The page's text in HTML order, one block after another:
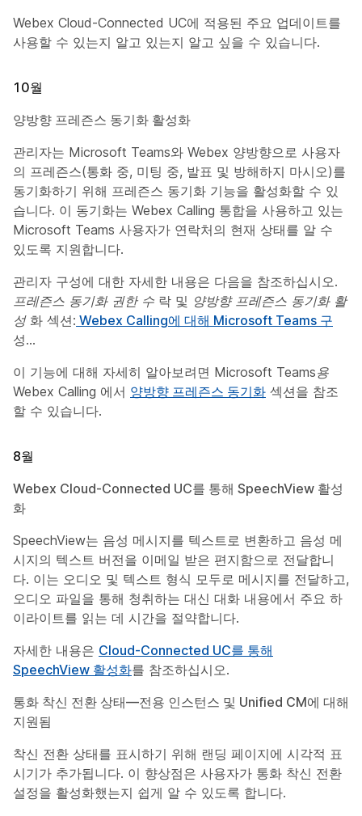
Webex Cloud-Connected UC에 적용된 주요 업데이트를
사용할 수 있는지 알고 있는지 알고 싶을 수 있습니다.
10월
양방향 프레즌스 동기화 활성화
관리자는 Microsoft Teams와 Webex 양방향으로 사용자
의 프레즌스(통화 중, 미팅 중, 발표 및 방해하지 마시오)를
동기화하기 위해 프레즌스 동기화 기능을 활성화할 수 있
습니다. 이 동기화는 Webex Calling 통합을 사용하고 있는
Microsoft Teams 사용자가 연락처의 현재 상태를 알 수
있도록 지원합니다.
관리자 구성에 대한 자세한 내용은 다음을 참조하십시오.
프레즌스 동기화 권한 수 락 및 양방향 프레즌스 동기화 활
성화 섹션: Webex Calling에 대해 Microsoft Teams 구
성...
이 기능에 대해 자세히 알아보려면 Microsoft Teams용
Webex Calling 에서 양방향 프레즌스 동기화 섹션을 참조
할 수 있습니다.
8월
Webex Cloud-Connected UC를 통해 SpeechView 활성
화
SpeechView는 음성 메시지를 텍스트로 변환하고 음성 메
시지의 텍스트 버전을 이메일 받은 편지함으로 전달합니
다. 이는 오디오 및 텍스트 형식 모두로 메시지를 전달하고,
오디오 파일을 통해 청취하는 대신 대화 내용에서 주요 하
이라이트를 읽는 데 시간을 절약합니다.
자세한 내용은 Cloud-Connected UC를 통해
SpeechView 활성화를 참조하십시오.
통화 착신 전환 상태––전용 인스턴스 및 Unified CM에 대해
지원됨
착신 전환 상태를 표시하기 위해 랜딩 페이지에 시각적 표
시기가 추가됩니다. 이 향상점은 사용자가 통화 착신 전환
설정을 활성화했는지 쉽게 알 수 있도록 합니다.